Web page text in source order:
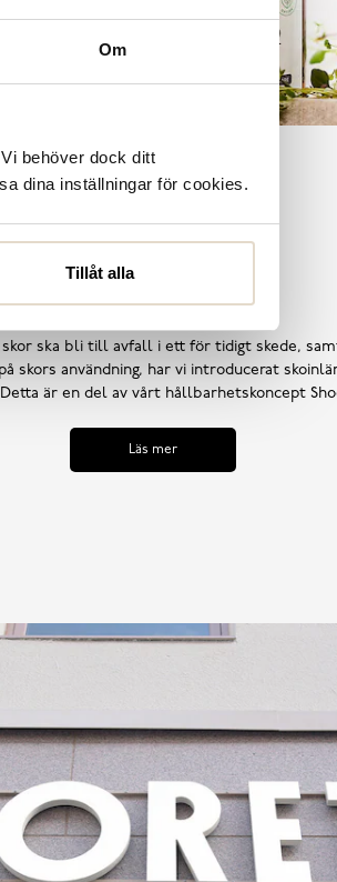
Om
behöver dock ditt
dina inställningar för cookies.
Tillåt alla
Shoe Reuse
ska bli till avfall i ett för tidigt skede,
skors användning, har vi introducerat
är en del av vårt hållbarhetskoncept
Läs mer